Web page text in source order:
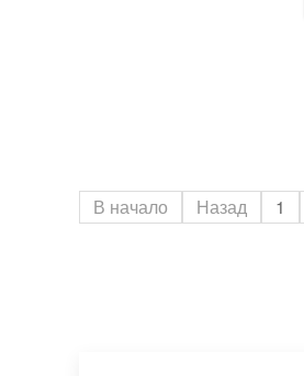
В начало Назад 1